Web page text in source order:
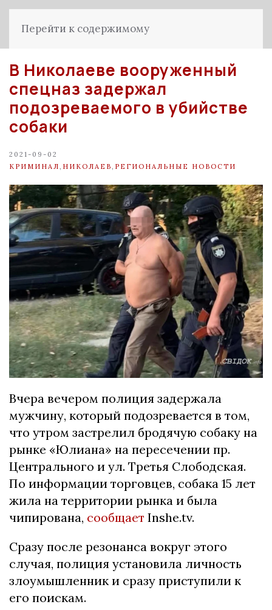
Перейти к содержимому
В Николаеве вооруженный
спецназ задержал
подозреваемого в убийстве
собаки
2021-09-02
КРИМИНАЛ НИКОЛАЕВ РЕГИОНАЛЬНЫЕ НОВОСТИ
Вчера вечером полиция задержала
мужчину, который подозревается в том,
что утром застрелил бродячую собаку на
рынке «Юлиана» на пересечении пр.
Центрального и ул. Третья Слободская.
По информации торговцев, собака 15 лет
жила на территории рынка и была
чипирована, сообщает Inshe.tv.
Сразу после резонанса вокруг этого
случая, полиция установила личность
злоумышленник и сразу приступили к
его поискам.